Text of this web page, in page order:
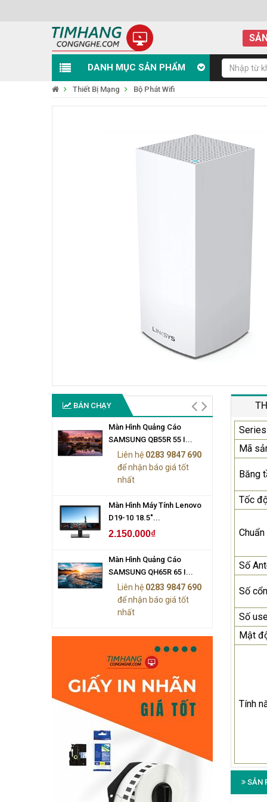
DANH MỤC SẢN PHẨM
Thiết Bị Mạng Bộ Phát Wifi
BÁN CHẠY
Màn Hình Quảng Cáo
SAMSUNG QB55R 55 I...
Liên hệ 0283 9847 690
để nhận báo giá tốt
nhất
Màn Hình Máy Tính Lenovo
D19-10 18.5"...
2.150.000₫
Màn Hình Quảng Cáo
SAMSUNG QH65R 65 I...
Liên hệ 0283 9847 690
để nhận báo giá tốt
nhất
Series
Mã
Băng
Tốc
Số
Số
Số
Mật
Tính
SẢN